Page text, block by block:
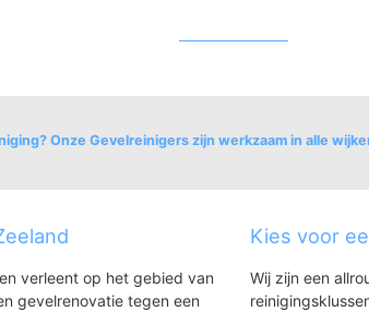
Onze Gevelreinigers zijn werkzaam in alle
verleent op het gebied van
gevelrenovatie tegen een
Kies voor
Wij zijn een